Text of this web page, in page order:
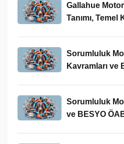
Gallahue
Tanımı, Temel
Sorumluluk
Kavramları ve
Sorumluluk
ve BESYO